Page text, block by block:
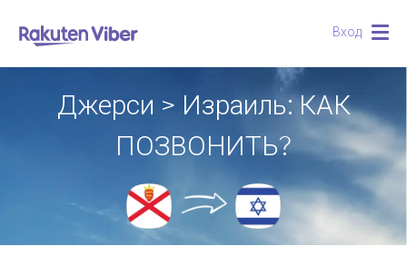
Вход
Джерси > Израиль: КАК
ПОЗВОНИТЬ?